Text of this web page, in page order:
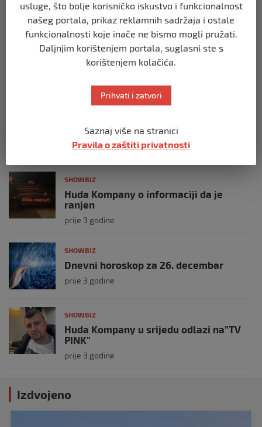
SHOWBIZ
OTKRIVAMO / Filip Car boksao s dva
napuknuta rebra: ‘Trpio sam jake
bolove, ali nisam papak da odustanem
prije 2 godine
obline
prije 2 godine
SHOWBIZ
Huda Kompany o informaciji da je
ranjen
prije 3 godine
SHOWBIZ
Dnevni horoskop za 26. decembar
prije 3 godine
SHOWBIZ
Huda Kompany u srijedu odlazi na”TV
PINK”
prije 3 godine
Izdvojeno
usluge, što bolje korisničko iskustvo i funkcionalnost
našeg portala, prikaz reklamnih sadržaja i ostale
funkcionalnosti koje inače ne bismo mogli pružati.
Daljnjim korištenjem portala, suglasni ste s
korištenjem kolačića.
Prihvati i zatvori
Saznaj više na stranici
Pravila o zaštiti privatnosti